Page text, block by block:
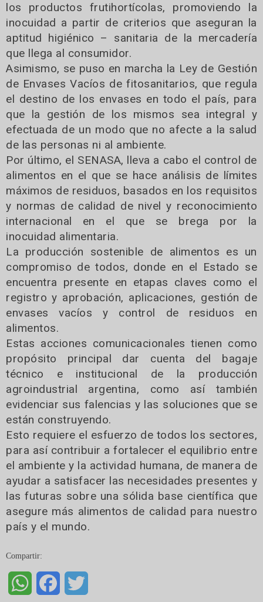
los productos frutihortícolas, promoviendo la
inocuidad a partir de criterios que aseguran la
aptitud higiénico – sanitaria de la mercadería
que llega al consumidor.
Asimismo, se puso en marcha la Ley de Gestión
de Envases Vacíos de fitosanitarios, que regula
el destino de los envases en todo el país, para
que la gestión de los mismos sea integral y
efectuada de un modo que no afecte a la salud
de las personas ni al ambiente.
Por último, el SENASA, lleva a cabo el control de
alimentos en el que se hace análisis de límites
máximos de residuos, basados en los requisitos
y normas de calidad de nivel y reconocimiento
internacional en el que se brega por la
inocuidad alimentaria.
La producción sostenible de alimentos es un
compromiso de todos, donde en el Estado se
encuentra presente en etapas claves como el
registro y aprobación, aplicaciones, gestión de
envases vacíos y control de residuos en
alimentos.
Estas acciones comunicacionales tienen como
propósito principal dar cuenta del bagaje
técnico e institucional de la producción
agroindustrial argentina, como así también
evidenciar sus falencias y las soluciones que se
están construyendo.
Esto requiere el esfuerzo de todos los sectores,
para así contribuir a fortalecer el equilibrio entre
el ambiente y la actividad humana, de manera de
ayudar a satisfacer las necesidades presentes y
las futuras sobre una sólida base científica que
asegure más alimentos de calidad para nuestro
país y el mundo.
Compartir:
WhatsAppFacebook